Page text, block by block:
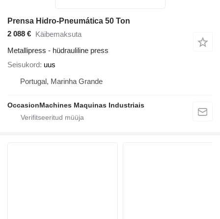
Prensa Hidro-Pneumática 50 Ton
2 088 € Käibemaksuta
Metallipress - hüdrauliline press
Seisukord uus
Portugal, Marinha Grande
OccasionMachines Maquinas Industriais